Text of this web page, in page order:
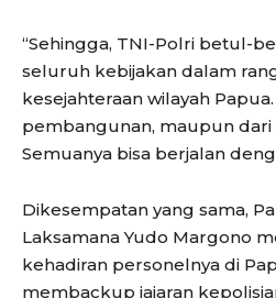
“Sehingga, TNI-Polri betul-
seluruh kebijakan dalam
kesejahteraan wilayah
pembangunan, maupun dari
Semuanya bisa berjalan
Dikesempatan yang sama,
Laksamana Yudo Margono
kehadiran personelnya di
membackup jajaran